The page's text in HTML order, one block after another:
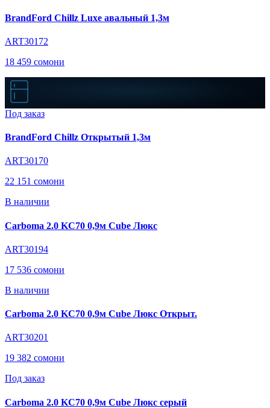
BrandFord Chillz Luxe авальный 1,3м
ART30172
18 459 сомони
Под заказ
BrandFord Chillz Открытый 1,3м
ART30170
22 151 сомони
В наличии
Carboma 2.0 KC70 0,9м Cube Люкс
ART30194
17 536 сомони
В наличии
Carboma 2.0 KC70 0,9м Cube Люкс Открыт.
ART30201
19 382 сомони
Под заказ
Carboma 2.0 KC70 0,9м Cube Люкс серый